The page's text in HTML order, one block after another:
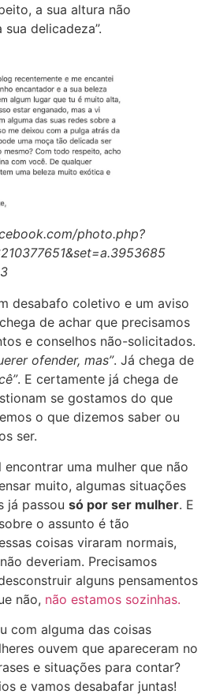
a sua altura não
delicadeza”.
photo.php?
desabafo coletivo e um aviso
de achar que precisamos
e conselhos não-solicitados.
ofender, mas”. Já chega de
. E certamente já chega de
se gostamos do que
o que dizemos saber ou
ser.
uma mulher que não
muito, algumas situações
já passou só por ser mulher. E
o assunto é tão
coisas viraram normais,
deveriam. Precisamos
alguns pensamentos
não, não estamos sozinhas.
com alguma das coisas
ouvem que apareceram no
e situações para contar?
e vamos desabafar juntas!